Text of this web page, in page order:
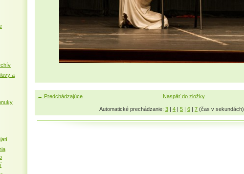
← Predchádzajúce Naspäť do zložky
Automatické prechádzanie: 3 | 4 | 5 | 6 | 7 (čas v sekundách)
a